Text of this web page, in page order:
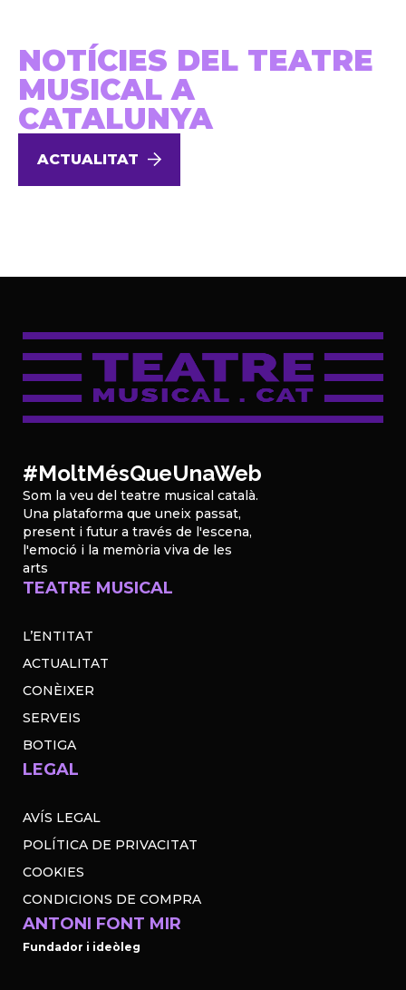
NOTÍCIES DEL TEATRE
MUSICAL A
CATALUNYA
ACTUALITAT
#MoltMésQueUnaWeb
Som la veu del teatre musical català.
Una plataforma que uneix passat,
present i futur a través de l'escena,
l'emoció i la memòria viva de les
arts
TEATRE MUSICAL
L’ENTITAT
ACTUALITAT
CONÈIXER
SERVEIS
BOTIGA
LEGAL
AVÍS LEGAL
POLÍTICA DE PRIVACITAT
COOKIES
CONDICIONS DE COMPRA
ANTONI FONT MIR
Fundador i ideòleg